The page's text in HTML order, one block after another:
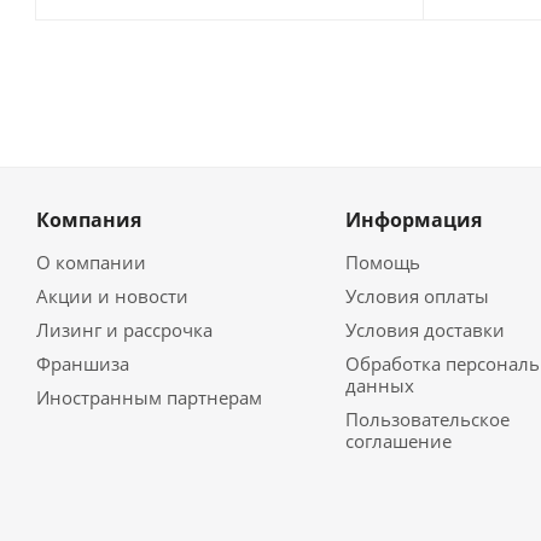
Компания
О компании
Акции и новости
Лизинг и рассрочка
Франшиза
Иностранным партнерам
Информация
Помощь
Условия оплаты
Условия доставки
Обработка
данных
Пользовательское
соглашение